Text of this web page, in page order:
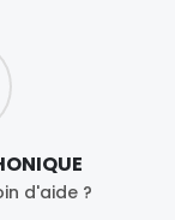
d'aide ?